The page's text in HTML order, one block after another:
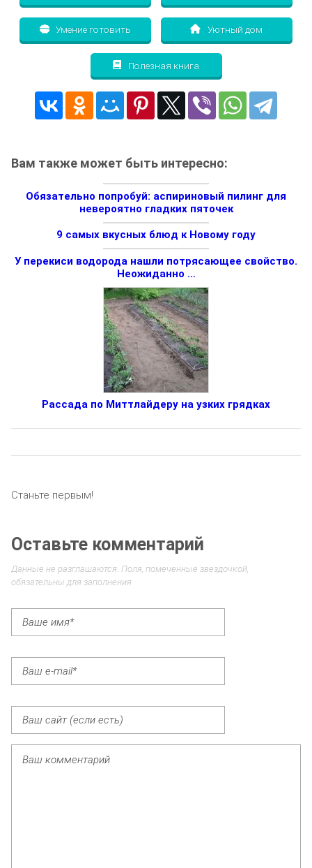
Умение готовить Уютный дом
Полезная книга
Вам также может быть интересно:
Обязательно попробуй: аспириновый пилинг для
невероятно гладких пяточек
9 самых вкусных блюд к Новому году
У перекиси водорода нашли потрясающее свойство.
Неожиданно …
Рассада по Миттлайдеру на узких грядках
Станьте первым!
Оставьте комментарий
Данные не разглашаются. Поля, помеченные звездочкой,
обязательны для заполнения